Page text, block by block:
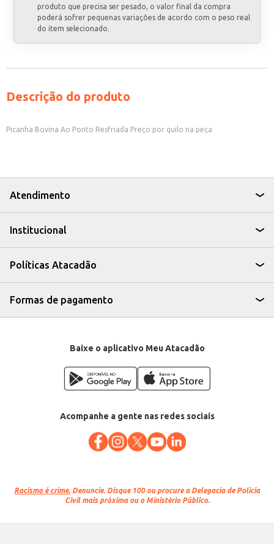
produto que precisa ser pesado, o valor final da compra
poderá sofrer pequenas variações de acordo com o peso real
do item selecionado.
Descrição do produto
Picanha Bovina Ao Ponto Resfriada Preço por quilo na peça
Atendimento
Institucional
Políticas Atacadão
Formas de pagamento
Baixe o aplicativo Meu Atacadão
Acompanhe a gente nas redes sociais
Racismo é crime. Denuncie. Disque 100 ou procure a Delegacia de Polícia
Civil mais próxima ou o Ministério Público.